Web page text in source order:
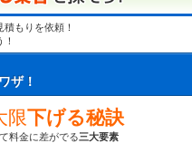
積もりを依頼！
ザ！
限下げる秘訣
料金に差がでる三大要素